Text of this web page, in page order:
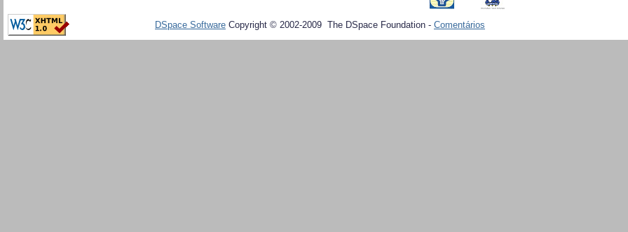
DSpace Software Copyright © 2002-2009 The DSpace Foundation - Comentários